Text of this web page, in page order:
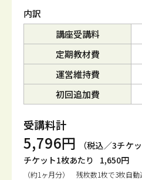
内訳
講座受講料
定期教材費
運営維持費
初回追加費
受講料計
5,796円
（税込／3チケッ
チケット1枚あたり
1,650円
（約1ヶ月分） 残枚数1枚で3枚自